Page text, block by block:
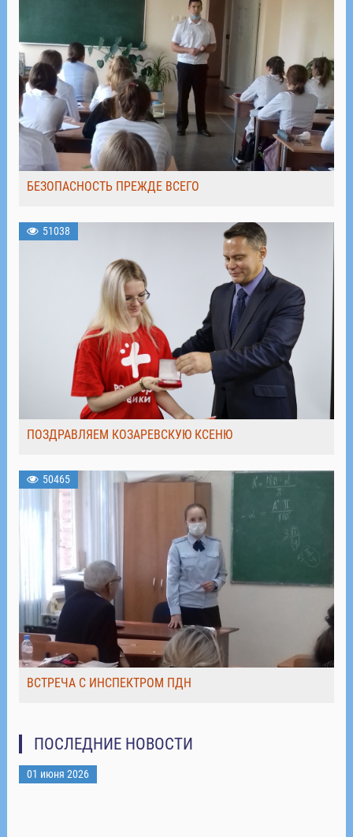
БЕЗОПАСНОСТЬ ПРЕЖДЕ ВСЕГО
51038
ПОЗДРАВЛЯЕМ КОЗАРЕВСКУЮ КСЕНЮ
50465
ВСТРЕЧА С ИНСПЕКТРОМ ПДН
ПОСЛЕДНИЕ НОВОСТИ
01 июня 2026